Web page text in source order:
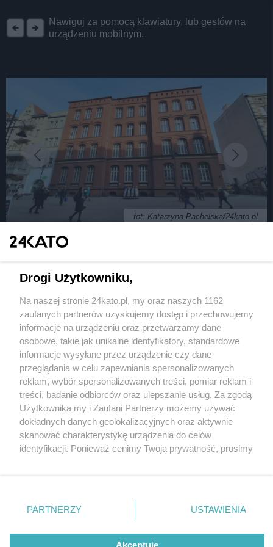
Nawiguj za pomocą klawiatury, lub gestów na
urządzeniu mobilnym.
fot: Katarzyna Pachelska/24kato.pl
Bear powstaje w budynku... dawnej szkoły przy
Polsce
1 / 6
Budynek szkoly maple bear
katowice 3
W dawnym budynku szkoły przy Stawowej 6 w
Katowicach powstaje pierwsza w Polsce szkoła
Wydawca mediów lokalnych
Nie zapomnij
zapoznać się z:
polityką prywatności regulamin korzystania z portali
Twojemiasto
Piekary Śląskie
Chorzów
Tarnowskie Góry
Gliwice
Skontakuj sięz nami
Kontakt
Wydawca
Redakcja
Drogi Użytkowniku,
Na naszej stronie 24kato.pl, my oraz naszych 1162
zaufanych partnerów uzyskujemy dostęp i przechowujemy
informacje na urządzeniu oraz przetwarzamy dane
osobowe, takie jak unikalne identyfikatory, standardowe
informacje wysyłane przez urządzenie czy dane
przeglądania w celu zapewniania spersonalizowanych
reklam, wybór spersonalizowanych treści, pomiar reklam i
treści, badanie odbiorców oraz ulepszanie usług. Za zgodą
Użytkownika my i Zaufani Partnerzy możemy używać
dokładnych danych geolokalizacyjnych oraz aktywnie
skanować charakterystykę urządzenia do celów
identyfikacji. Ponieważ cenimy Twoją prywatność, prosimy
prywatności znajdujący się w lewym dolnym rogu strony
. Niektóre rodzaje przetwarzania danych nie wymagają
zgody użytkownika, ale masz prawo sprzeciwić się
takiemu przetwarzaniu. Preferencje będą miały
PARTNERZY USTAWIENIA
Akceptuję